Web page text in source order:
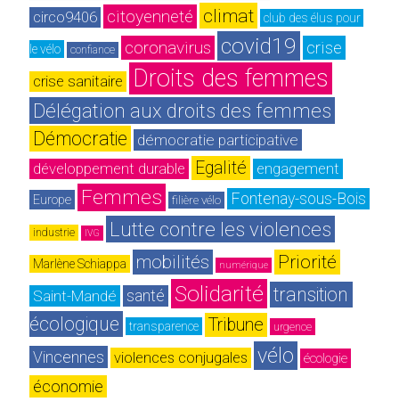
circo9406
citoyenneté climat club des élus pour
le vélo confiance coronavirus covid19 crise
crise sanitaire Droits des femmes
Délégation aux droits des femmes
Démocratie démocratie participative
développement durable Egalité engagement
Europe Femmes filière vélo Fontenay-sous-Bois
industrie IVG Lutte contre les violences
Marlène Schiappa mobilités numérique Priorité
Saint-Mandé santé Solidarité transition
écologique
transparence Tribune urgence
Vincennes violences conjugales vélo écologie
économie